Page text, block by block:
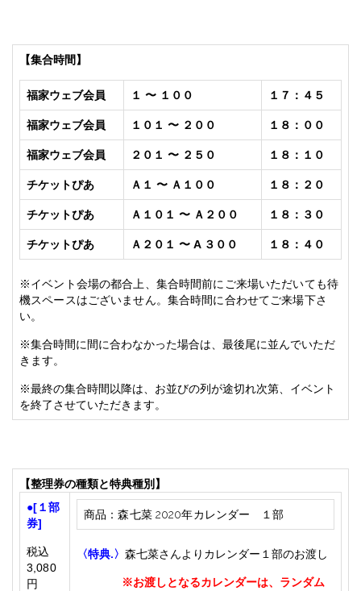
【集合時間】
福家ウェブ会員 １ 〜 １００ １７：４５
福家ウェブ会員 １０１ 〜 ２００ １８：００
福家ウェブ会員 ２０１ 〜 ２５０ １８：１０
チケットぴあ Ａ１ 〜 Ａ１００ １８：２０
チケットぴあ Ａ １０１ 〜 Ａ ２００ １８：３０
チケットぴあ Ａ ２０１ 〜 A ３ ００ １８：４０
※イベント会場の都合上、集合時間前にご来場いただいても待
機スペースはございません。集合時間に合わせてご来場下さ
い。
※集合時間に間に合わなかった場合は、最後尾に並んでいただ
きます。
※最終の集合時間以降は、お並びの列が途切れ次第、イベント
を終了させていただきます。
【整理券の種類と特典種別】
●[１部
券]
税込
3,080
円
商品：森七菜 2020年カレンダー １部
〈特典.〉 森七菜さんよりカレンダー１部のお渡し
※お渡しとなるカレンダーは、ランダム